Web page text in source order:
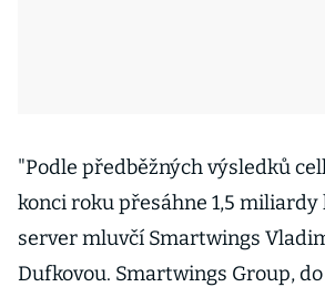
"Podle předběžných výsledků
konci roku přesáhne 1,5 miliardy
server mluvčí Smartwings
Dufkovou. Smartwings Group,